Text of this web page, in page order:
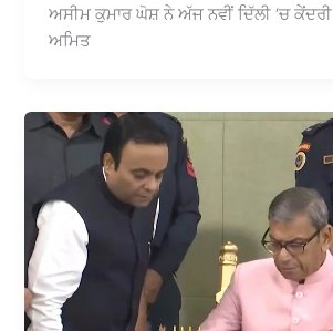
ਅਸੀਮ ਕੁਮਾਰ ਘੋਸ਼ ਨੇ ਅੱਜ ਨਵੀਂ ਦਿੱਲੀ ‘ਚ
ਅਮਿਤ